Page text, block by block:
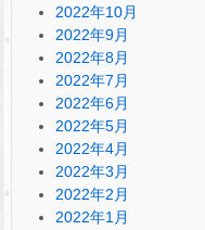
2022年10月
2022年9月
2022年8月
2022年7月
2022年6月
2022年5月
2022年4月
2022年3月
2022年2月
2022年1月